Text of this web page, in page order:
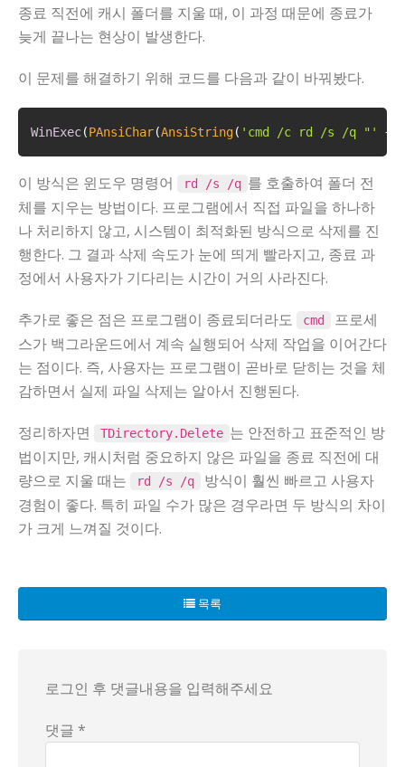
종료 직전에 캐시 폴더를 지울 때, 이 과정 때문에 종료가
늦게 끝나는 현상이 발생한다.
이 문제를 해결하기 위해 코드를 다음과 같이 바꿔봤다.
WinExec(PAnsiChar(AnsiString( 'cmd /c rd /s /q "' +
이 방식은 윈도우 명령어 rd /s /q 를 호출하여 폴더 전
체를 지우는 방법이다. 프로그램에서 직접 파일을 하나하
나 처리하지 않고, 시스템이 최적화된 방식으로 삭제를 진
행한다. 그 결과 삭제 속도가 눈에 띄게 빨라지고, 종료 과
정에서 사용자가 기다리는 시간이 거의 사라진다.
추가로 좋은 점은 프로그램이 종료되더라도 cmd
프로세
스가 백그라운드에서 계속 실행되어 삭제 작업을 이어간다
는 점이다. 즉, 사용자는 프로그램이 곧바로 닫히는 것을 체
감하면서 실제 파일 삭제는 알아서 진행된다.
정리하자면 TDirectory.Delete 는 안전하고 표준적인 방
법이지만, 캐시처럼 중요하지 않은 파일을 종료 직전에 대
량으로 지울 때는
rd /s /q
방식이 훨씬 빠르고 사용자
경험이 좋다. 특히 파일 수가 많은 경우라면 두 방식의 차이
가 크게 느껴질 것이다.
목록
로그인 후 댓글내용을 입력해주세요
댓글 *